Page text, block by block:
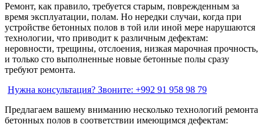
Ремонт, как правило, требуется старым, поврежденным за
время эксплуатации, полам. Но нередки случаи, когда при
устройстве бетонных полов в той или иной мере нарушаются
технологии, что приводит к различным дефектам:
неровности, трещины, отслоения, низкая марочная прочность,
и только сто выполненные новые бетонные полы сразу
требуют ремонта.
Нужна консультация? Звоните: +992 91 958 98 79
Предлагаем вашему вниманию несколько технологий ремонта
бетонных полов в соответствии имеющимся дефектам: